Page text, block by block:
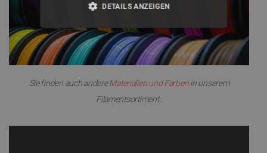
Sie finden auch andereMaterialien und Farbenin unserem
Filamentsortiment
DETAILS ANZEIGEN
UNBEDINGT ERFORDERLICH
PERFORMANCE
TARGETING